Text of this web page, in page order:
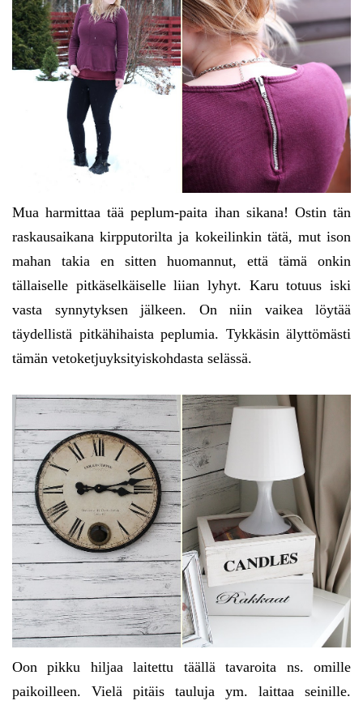
Mua harmittaa tää peplum-paita ihan sikana! Ostin tän
raskausaikana kirpputorilta ja kokeilinkin tätä, mut ison
mahan takia en sitten huomannut, että tämä onkin
tällaiselle pitkäselkäiselle liian lyhyt. Karu totuus iski
vasta synnytyksen jälkeen. On niin vaikea löytää
täydellistä pitkähihaista peplumia. Tykkäsin älyttömästi
tämän vetoketjuyksityiskohdasta selässä.
Oon pikku hiljaa laitettu täällä tavaroita ns. omille
paikoilleen. Vielä pitäis tauluja ym. laittaa seinille.